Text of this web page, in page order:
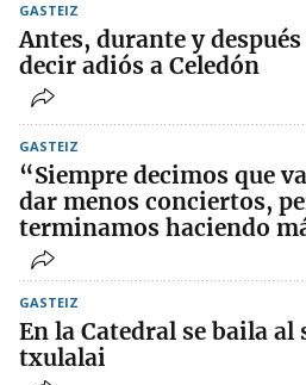
GASTEIZ
Antes, durante y después
decir adiós a Celedón
GASTEIZ
“Siempre decimos que
dar menos conciertos,
terminamos haciendo
GASTEIZ
En la Catedral se baila al
txulalai